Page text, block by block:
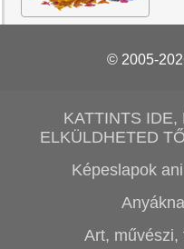
© 2005-
KATTINTS IDE,
ELKÜLDHETED
Képeslapok
Art, művészi,